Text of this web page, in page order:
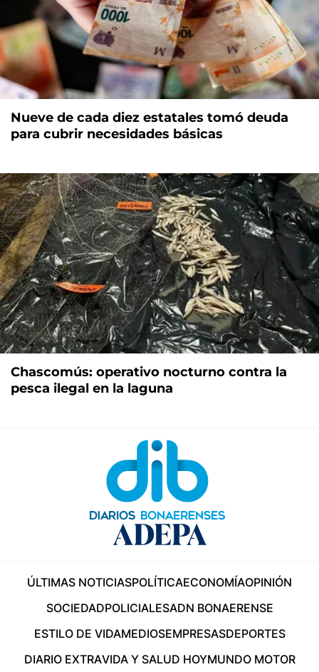
Nueve de cada diez estatales tomó deuda
para cubrir necesidades básicas
Chascomús: operativo nocturno contra la
pesca ilegal en la laguna
ÚLTIMAS NOTICIASPOLÍTICAECONOMÍAOPINIÓN
SOCIEDADPOLICIALESADN BONAERENSE
ESTILO DE VIDAMEDIOSEMPRESASDEPORTES
DIARIO EXTRAVIDA Y SALUD HOYMUNDO MOTOR